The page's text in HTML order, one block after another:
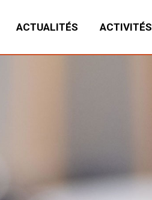
ACTUALITÉS ACTIVITÉS